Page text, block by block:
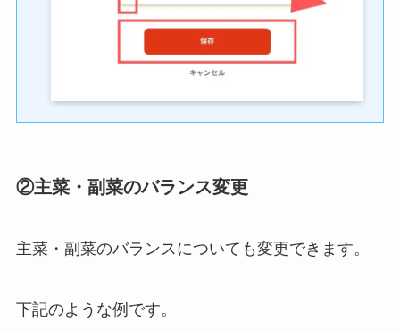
②主菜・副菜のバランス変更
主菜・副菜のバランスについても変更できます。
下記のような例です。